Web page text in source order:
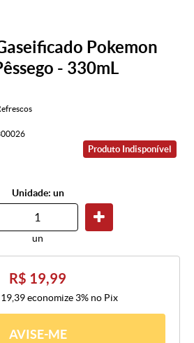
Pokemon
- 330mL
Produto Indisponível
Unidade: un
un
R$ 19,99
economize 3% no Pix
AVISE-ME